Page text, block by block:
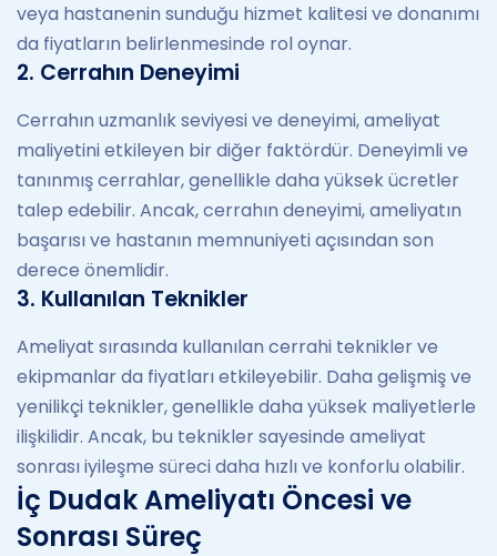
veya hastanenin sunduğu hizmet kalitesi ve donanımı
da fiyatların belirlenmesinde rol oynar.
2. Cerrahın Deneyimi
Cerrahın uzmanlık seviyesi ve deneyimi, ameliyat
maliyetini etkileyen bir diğer faktördür. Deneyimli ve
tanınmış cerrahlar, genellikle daha yüksek ücretler
talep edebilir. Ancak, cerrahın deneyimi, ameliyatın
başarısı ve hastanın memnuniyeti açısından son
derece önemlidir.
3. Kullanılan Teknikler
Ameliyat sırasında kullanılan cerrahi teknikler ve
ekipmanlar da fiyatları etkileyebilir. Daha gelişmiş ve
yenilikçi teknikler, genellikle daha yüksek maliyetlerle
ilişkilidir. Ancak, bu teknikler sayesinde ameliyat
sonrası iyileşme süreci daha hızlı ve konforlu olabilir.
İç Dudak Ameliyatı Öncesi ve
Sonrası Süreç